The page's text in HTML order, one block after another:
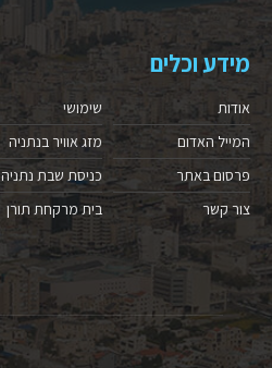
מידע וכלים
אודות
המייל האדום
פרסום באתר
צור קשר
שימושי
מזג אוויר בנתניה
כניסת שבת נתניה
בית מרקחת תורן